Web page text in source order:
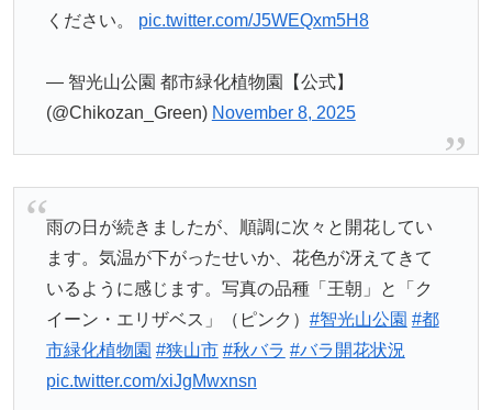
ください。 pic.twitter.com/J5WEQxm5H8
— 智光山公園 都市緑化植物園【公式】
(@Chikozan_Green) November 8, 2025
雨の日が続きましたが、順調に次々と開花してい
ます。気温が下がったせいか、花色が冴えてきて
いるように感じます。写真の品種「王朝」と「ク
イーン・エリザベス」（ピンク） #智光山公園 #都
市緑化植物園 #狭山市 #秋バラ #バラ開花状況
pic.twitter.com/xiJgMwxnsn